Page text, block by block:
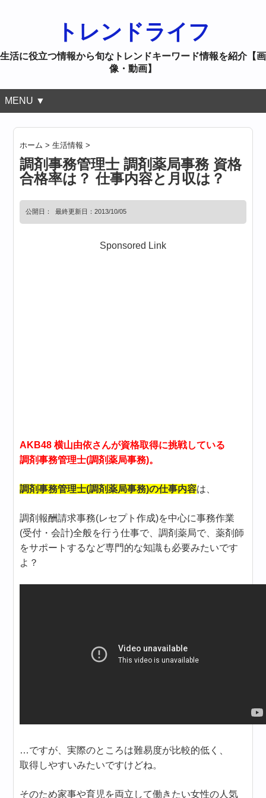
トレンドライフ
生活に役立つ情報から旬なトレンドキーワード情報を紹介【画
像・動画】
MENU ▼
ホーム >生活情報 >
調剤事務管理士 調剤薬局事務 資格
合格率は？ 仕事内容と月収は？
公開日： 最終更新日：2013/10/05
Sponsored Link
AKB48 横山由依さんが資格取得に挑戦している
調剤事務管理士(調剤薬局事務)。
調剤事務管理士(調剤薬局事務)の仕事内容は、
調剤報酬請求事務(レセプト作成)を中心に事務作業
(受付・会計)全般を行う仕事で、調剤薬局で、薬剤師
をサポートするなど専門的な知識も必要みたいです
よ？
…ですが、実際のところは難易度が比較的低く、
取得しやすいみたいですけどね。
そのため家事や育児を両立して働きたい女性の人気